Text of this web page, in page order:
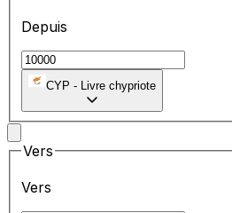
Depuis
CYP - Livre chypriote
Vers
Vers